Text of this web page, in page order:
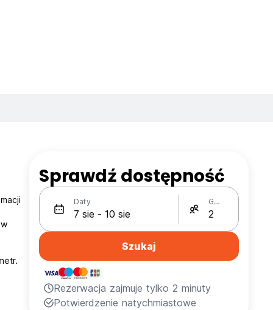
Sprawdź dostępność
Daty Gości
Szukaj
Rezerwacja zajmuje tylko 2 minuty
Potwierdzenie natychmiastowe